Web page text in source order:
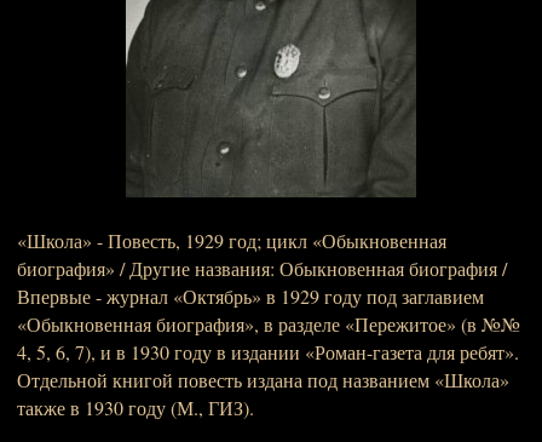
«Школа» - Повесть, 1929 год; цикл «Обыкновенная
биография» / Другие названия: Обыкновенная биография /
Впервые - журнал «Октябрь» в 1929 году под заглавием
«Обыкновенная биография», в разделе «Пережитое» (в №№
4, 5, 6, 7), и в 1930 году в издании «Роман-газета для ребят».
Отдельной книгой повесть издана под названием «Школа»
также в 1930 году (М., ГИЗ).